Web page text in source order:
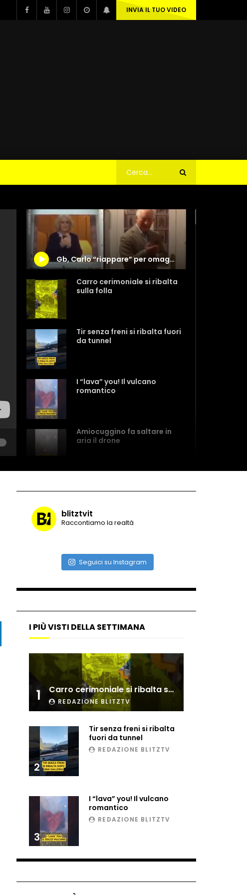
INVIA IL TUO VIDEO
Gb, Carlo “riappare” per omaggiare i medici impegnati nella lotta al Coronavirus
Carro cerimoniale si ribalta
sulla folla
Tir senza freni si ribalta fuori
da tunnel
I “lava” you! Il vulcano
romantico
Amiocuggino fa saltare in
aria il drone
dopo incidente
Nei casinò arriva il cambio
Esplode cabina elettrica
sotterranea
Grattacielo crolla per un
incendio
Ammiocuggino con la ruspa…
blitztvit
Raccontiamo la realtà
Seguici su Instagram
I PIÙ VISTI DELLA SETTIMANA
1 Carro cerimoniale si ribalta sulla folla
REDAZIONE BLITZTV
2
Tir senza freni si ribalta
fuori da tunnel
REDAZIONE BLITZTV
3
I “lava” you! Il vulcano
romantico
REDAZIONE BLITZTV